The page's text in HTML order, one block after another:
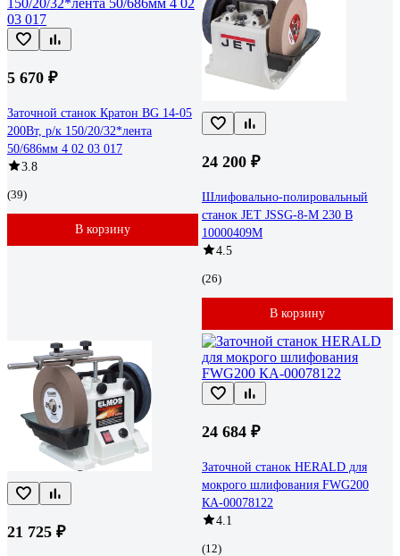
5 670 ₽
Заточной станок Кратон BG 14-05
200Вт, р/к 150/20/32*лента
50/686мм 4 02 03 017
3.8
(39)
В корзину
24 200 ₽
Шлифовально-полировальный
станок JET JSSG-8-M 230 В
10000409M
4.5
(26)
В корзину
21 725 ₽
24 684 ₽
Заточной станок HERALD для
мокрого шлифования FWG200
КА-00078122
4.1
(12)